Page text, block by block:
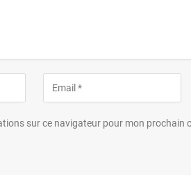
sur ce navigateur pour mon prochain